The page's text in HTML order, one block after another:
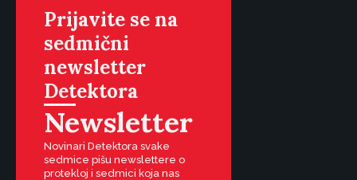
Prijavite se na
sedmični
newsletter
Detektora
Newsletter
Novinari Detektora svake
sedmice pišu newslettere o
protekloj i sedmici koja nas